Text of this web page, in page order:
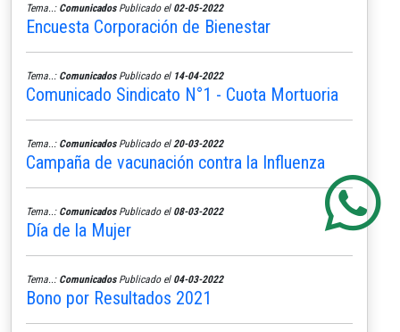
Tema..: ComunicadosPublicado el 02-05-2022
Encuesta Corporación de Bienestar
Tema..: ComunicadosPublicado el 14-04-2022
Comunicado Sindicato N°1 - Cuota Mortuoria
Tema..: ComunicadosPublicado el 20-03-2022
Campaña de vacunación contra la Influenza
Tema..: ComunicadosPublicado el 08-03-2022
Día de la Mujer
Tema..: ComunicadosPublicado el 04-03-2022
Bono por Resultados 2021